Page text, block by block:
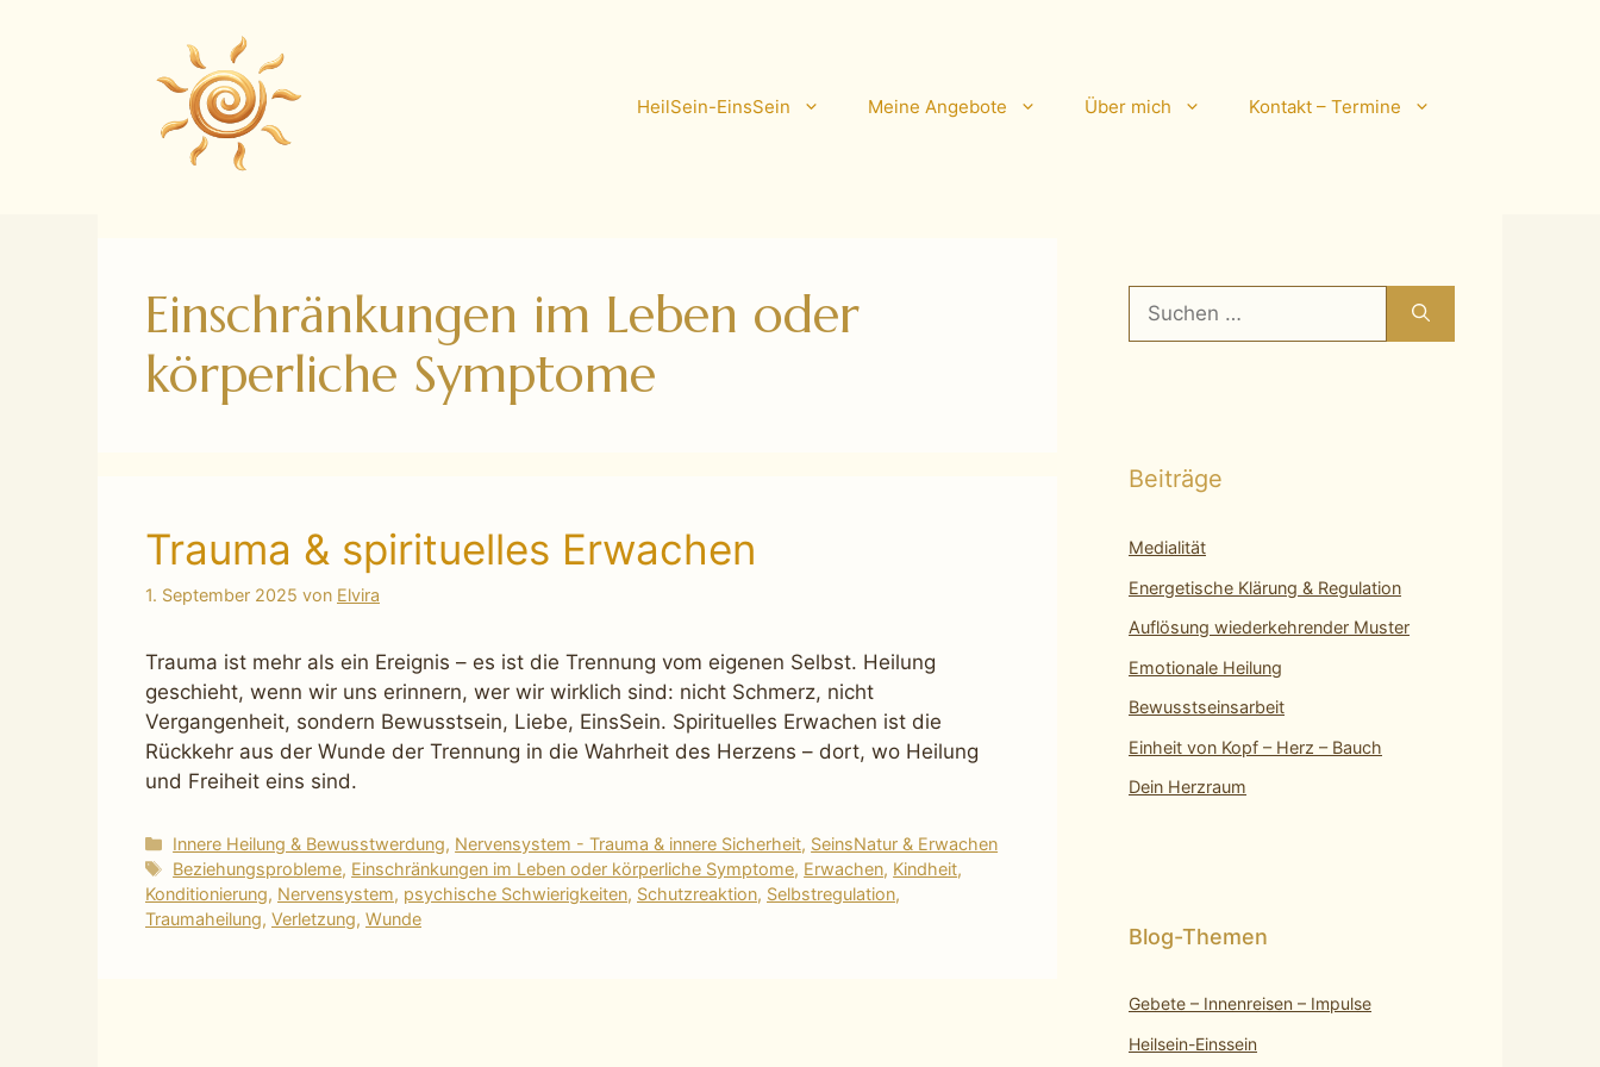
HeilSein-EinsSein Meine Angebote Über mich Kontakt – Termine
Einschränkungen im Leben oder
körperliche Symptome
Trauma & spirituelles Erwachen
1. September 2025 von Elvira
Trauma ist mehr als ein Ereignis – es ist die Trennung vom eigenen Selbst. Heilung
geschieht, wenn wir uns erinnern, wer wir wirklich sind: nicht Schmerz, nicht
Vergangenheit, sondern Bewusstsein, Liebe, EinsSein. Spirituelles Erwachen ist die
Rückkehr aus der Wunde der Trennung in die Wahrheit des Herzens – dort, wo Heilung
und Freiheit eins sind.
Kategorien
Innere Heilung & Bewusstwerdung, Nervensystem - Trauma & innere Sicherheit, SeinsNatur & Erwachen
Schlagwörter
Beziehungsprobleme, Einschränkungen im Leben oder körperliche Symptome, Erwachen, Kindheit,
Konditionierung, Nervensystem, psychische Schwierigkeiten, Schutzreaktion, Selbstregulation,
Traumaheilung, Verletzung, Wunde
Suchen
nach:
Beiträge
Medialität
Energetische Klärung & Regulation
Auflösung wiederkehrender Muster
Emotionale Heilung
Bewusstseinsarbeit
Einheit von Kopf – Herz – Bauch
Dein Herzraum
Gebete – Innenreisen – Impulse
Heilsein-Einssein